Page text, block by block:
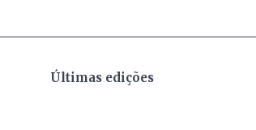
Últimas edições